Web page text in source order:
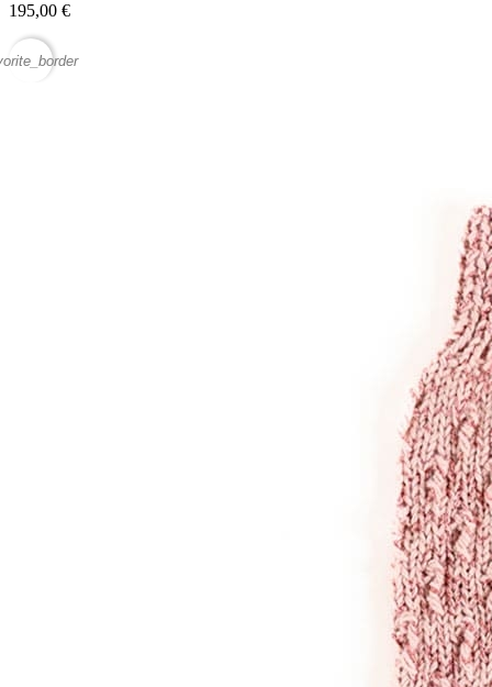
195,00 €